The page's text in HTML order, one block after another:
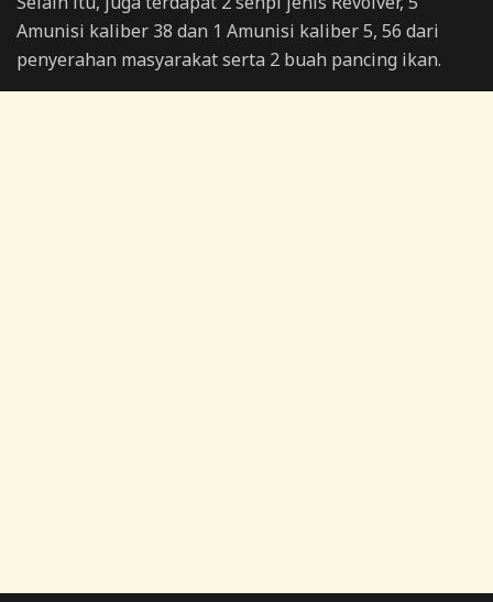
Amunisi kaliber 38 dan 1 Amunisi kaliber 5, 56 dari
penyerahan masyarakat serta 2 buah pancing ikan.